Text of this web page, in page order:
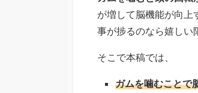
が増して脳機能が向上
事が捗るのなら嬉しい
そこで本稿では、
ガムを噛むことで